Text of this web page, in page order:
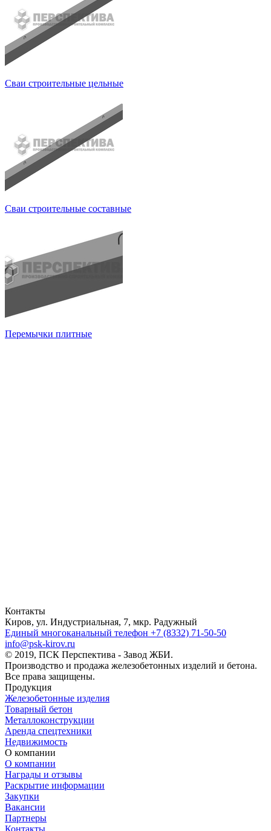
Сваи строительные цельные
Сваи строительные составные
Перемычки плитные
Контакты
Киров, ул. Индустриальная, 7, мкр. Радужный
Единый многоканальный телефон +7 (8332) 71-50-50
info@psk-kirov.ru
© 2019, ПСК Перспектива - Завод ЖБИ.
Производство и продажа железобетонных изделий и бетона.
Все права защищены.
Продукция
Железобетонные изделия
Товарный бетон
Металлоконструкции
Аренда спецтехники
Недвижимость
О компании
О компании
Награды и отзывы
Раскрытие информации
Закупки
Вакансии
Партнеры
Контакты